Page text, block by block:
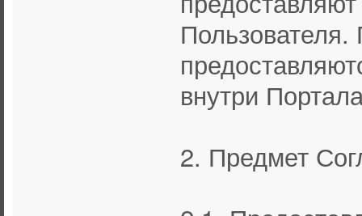
внутри
2. Предмет